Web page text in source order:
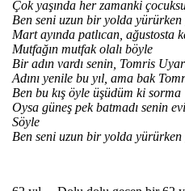
Çok yaşında her zamanki
Ben seni uzun bir yolda
Mart ayında patlıcan, ağustosta
Mutfağın mutfak olalı böyle
Bir adın vardı senin, Tomris
Adını yenile bu yıl, ama bak
Ben bu kış öyle üşüdüm ki sorma
Oysa güneş pek batmadı senin
Söyle
Ben seni uzun bir yolda